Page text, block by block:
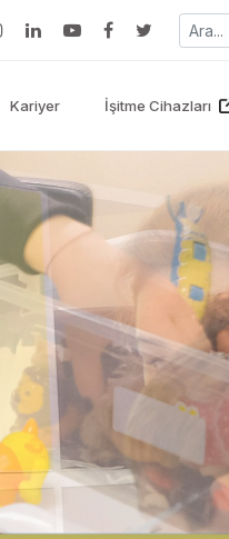
Kariyer İşitme Cihazları